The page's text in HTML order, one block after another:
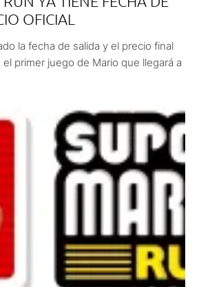
OFICIAL
la fecha de salida y el precio final
primer juego de Mario que llegará a